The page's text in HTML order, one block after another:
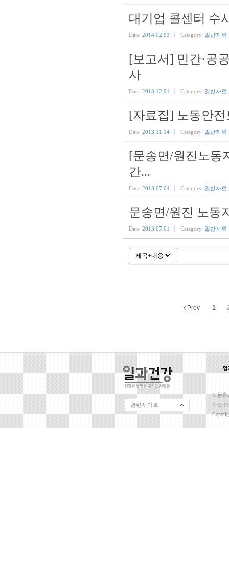
대기업 콜센터 수
Date 2014.02.03 Category 일반자료
[보고서] 민간·공
사
Date 2013.12.01 Category 일반자료
[자료집] 노동안
Date 2013.11.14 Category 일반자료
[문송면/원진노동
간...
Date 2013.07.04 Category 일반자료
문송면/원진 노동
Date 2013.07.01 Category 일반자료
Prev 1
관련사이트
노동환
주소 (